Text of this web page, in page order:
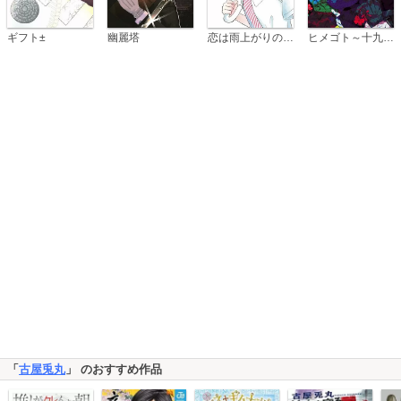
ギフト± 幽麗塔 ヒメゴト～十九歳の制服～
「古屋兎丸」 のおすすめ作品